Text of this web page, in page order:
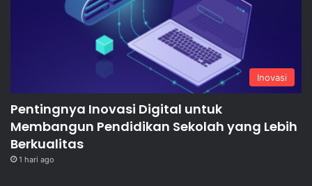
Inovasi
Pentingnya Inovasi Digital untuk
Membangun Pendidikan Sekolah yang Lebih
Berkualitas
1 hari ago